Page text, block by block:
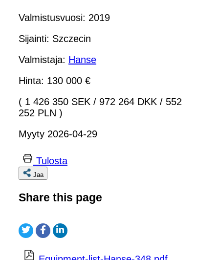
Valmistusvuosi: 2019
Sijainti: Szczecin
Valmistaja: Hanse
Hinta: 130 000 €
( 1 426 350 SEK / 972 264 DKK / 552
252 PLN )
Myyty 2026-04-29
Tulosta
Jaa
Share this page